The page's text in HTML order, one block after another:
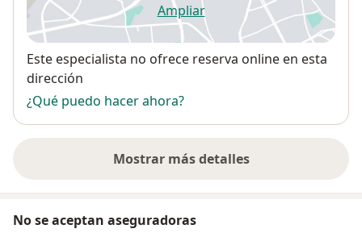
Ampliarse abre en una nueva
Disponibilidad
Este especialista no ofrece reserva online en esta
dirección
¿Qué puedo hacer ahora?
Mostrar más detalles
sobre la dirección
No se aceptan aseguradoras